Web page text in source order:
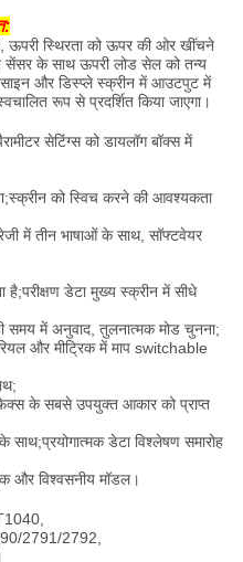
ऊपरी स्थिरता को ऊपर की ओर खींचने
सेंसर के साथ ऊपरी लोड सेल को तन्य
और डिस्प्ले स्क्रीन में आउटपुट में
रूप से प्रदर्शित किया जाएगा।
सेटिंग्स को डायलॉग बॉक्स में
को स्विच करने की आवश्यकता
में तीन भाषाओं के साथ, सॉफ्टवेयर
है;परीक्षण डेटा मुख्य स्क्रीन में सीधे
में अनुवाद, तुलनात्मक मोड चुनना;
और मीट्रिक में माप switchable
के सबसे उपयुक्त आकार को प्राप्त
के साथ;प्रयोगात्मक डेटा विश्लेषण समारोह
और विश्वसनीय मॉडल।
2791/2792,